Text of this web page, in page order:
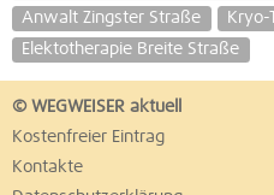
Anwalt Zingster Straße
Kryo-
Elektotherapie Breite Straße
© WEGWEISER aktuell
Kostenfreier Eintrag
Kontakte